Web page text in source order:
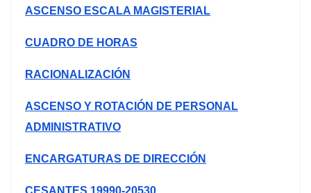
ASCENSO ESCALA MAGISTERIAL
CUADRO DE HORAS
RACIONALIZACIÓN
ASCENSO Y ROTACIÓN DE PERSONAL
ADMINISTRATIVO
ENCARGATURAS DE DIRECCIÓN
CESANTES 19990-20530